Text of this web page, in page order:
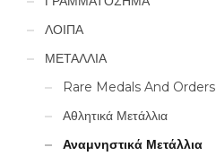
ΛΟΙΠΑ
ΜΕΤΑΛΛΙΑ
Rare Medals And Orders
Αθλητικά Μετάλλια
Αναμνηστικά Μετάλλια